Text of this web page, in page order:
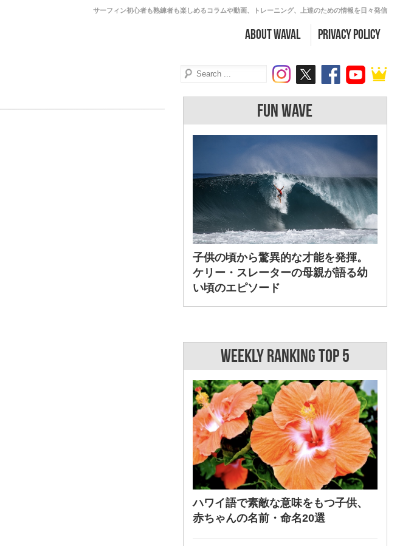
サーフィン初心者も熟練者も楽しめるコラムや動画、トレーニング、上達のための情報を日々発信
about WAVAL PRIVACY POLICY
FUN WAVE
子供の頃から驚異的な才能を発揮。
ケリー・スレーターの母親が語る幼
い頃のエピソード
WEEKLY RANKING TOP 5
ハワイ語で素敵な意味をもつ子供、
赤ちゃんの名前・命名20選